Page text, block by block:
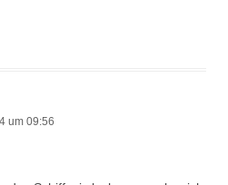
um 09:56